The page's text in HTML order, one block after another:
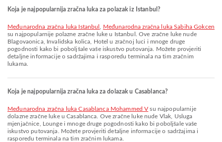
Koja je najpopularnija zračna luka za polazak iz Istanbul?
Međunarodna zračna luka Istanbul
Međunarodna zračna luka Sabiha Gokcen
su najpopularnije polazne zračne luke u Istanbul. Ove zračne luke nude
Blagovaonica, Invalidska kolica, Hotel u zračnoj luci i mnoge druge
pogodnosti kako bi poboljšale vaše iskustvo putovanja. Možete provjeriti
detaljne informacije o sadržajima i rasporedu terminala na tim zračnim
lukama.
Koja je najpopularnija zračna luka za dolazak u Casablanca?
Međunarodna zračna luka Casablanca Mohammed V su najpopularnije
dolazne zračne luke u Casablanca. Ove zračne luke nude Vlak, Usluga
mjenjačnice, Lounge i mnoge druge pogodnosti kako bi poboljšale vaše
iskustvo putovanja. Možete provjeriti detaljne informacije o sadržajima i
rasporedu terminala na tim zračnim lukama.